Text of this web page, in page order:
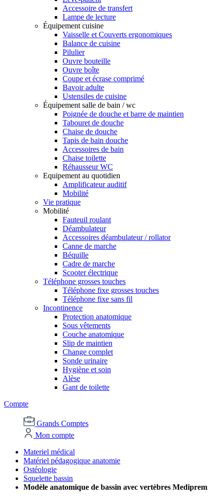
Accessoire de transfert
Lampe de lecture
Équipement cuisine
Vaisselle et Couverts ergonomiques
Balance de cuisine
Pilulier
Ouvre bouteille
Ouvre boîte
Coupe et écrase comprimé
Bavoir adulte
Ustensiles de cuisine
Équipement salle de bain / wc
Poignée de douche et barre de maintien
Tabouret de douche
Chaise de douche
Tapis de bain douche
Accessoires de bain
Chaise toilette
Réhausseur WC
Equipement au quotidien
Amplificateur auditif
Mobilité
Vie pratique
Mobilité
Fauteuil roulant
Déambulateur
Accessoires déambulateur / rollator
Canne de marche
Béquille
Cadre de marche
Scooter électrique
Téléphone grosses touches
Téléphone fixe grosses touches
Téléphone fixe sans fil
Incontinence
Protection anatomique
Sous vêtements
Couche anatomique
Slip de maintien
Change complet
Sonde urinaire
Hygiène et soin
Alèse
Gant de toilette
Compte
Grands Comptes
Mon compte
Materiel médical
Matériel pédagogique anatomie
Ostéologie
Squelette bassin
Modèle anatomique de bassin avec vertèbres Mediprem